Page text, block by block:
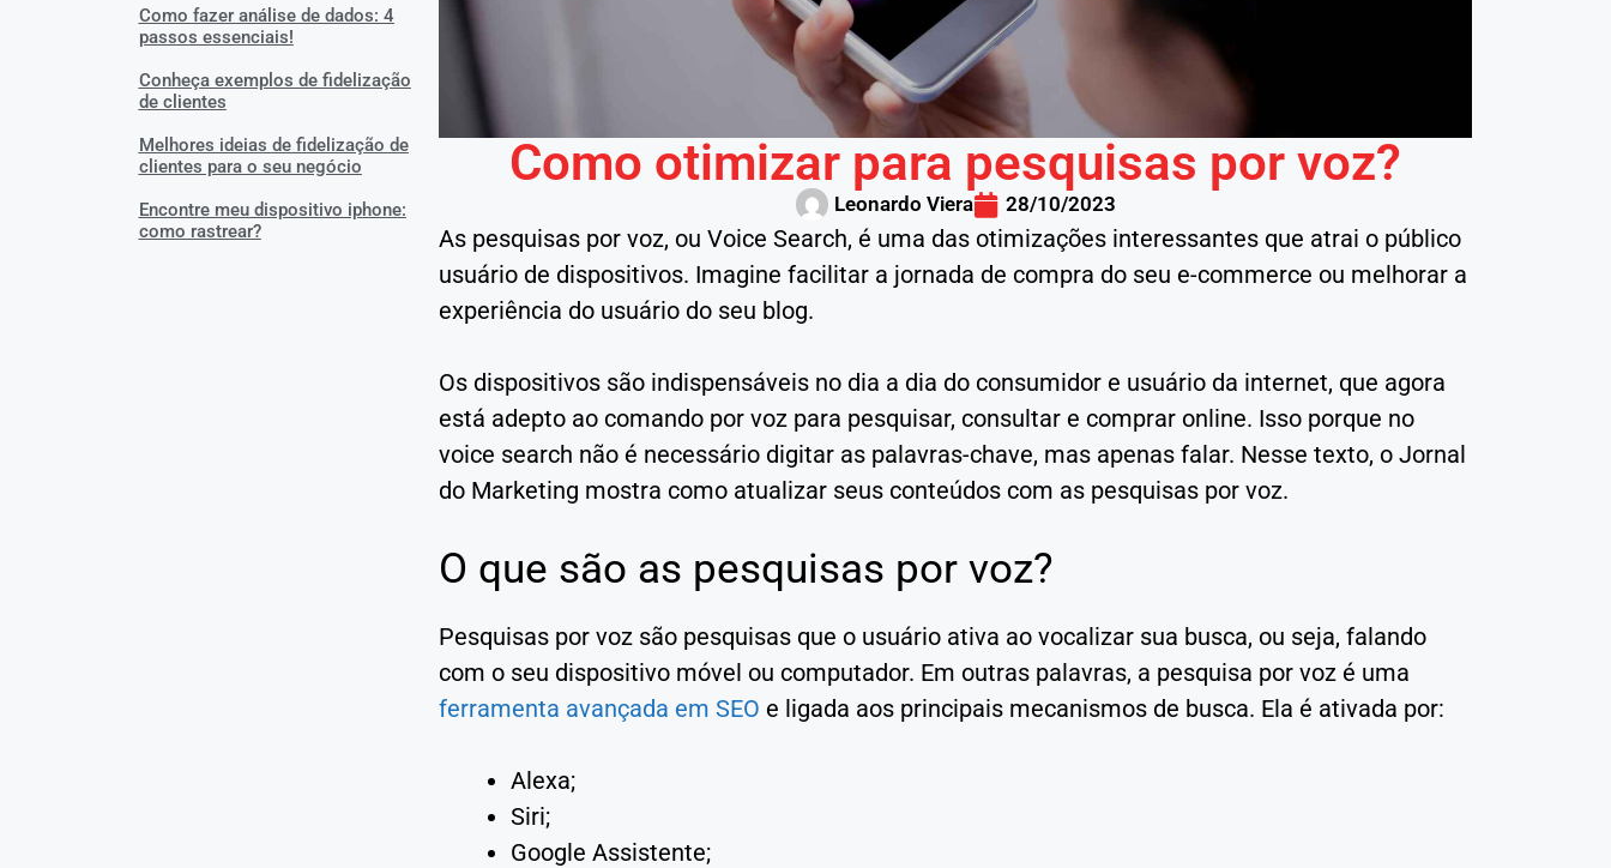
Como fazer análise de dados: 4
passos essenciais!
Conheça exemplos de fidelização
de clientes
Melhores ideias de fidelização de
clientes para o seu negócio
Encontre meu dispositivo iphone:
como rastrear?
Como otimizar para pesquisas por voz?
Leonardo Viera 28/10/2023
As pesquisas por voz, ou Voice Search, é uma das otimizações interessantes que atrai o público
usuário de dispositivos. Imagine facilitar a jornada de compra do seu e-commerce ou melhorar a
experiência do usuário do seu blog.
Os dispositivos são indispensáveis no dia a dia do consumidor e usuário da internet, que agora
está adepto ao comando por voz para pesquisar, consultar e comprar online. Isso porque no
voice search não é necessário digitar as palavras-chave, mas apenas falar. Nesse texto, o Jornal
do Marketing mostra como atualizar seus conteúdos com as pesquisas por voz.
O que são as pesquisas por voz?
Pesquisas por voz são pesquisas que o usuário ativa ao vocalizar sua busca, ou seja, falando
com o seu dispositivo móvel ou computador. Em outras palavras, a pesquisa por voz é uma
ferramenta avançada em SEO e ligada aos principais mecanismos de busca. Ela é ativada por:
Alexa;
Siri;
Google Assistente;